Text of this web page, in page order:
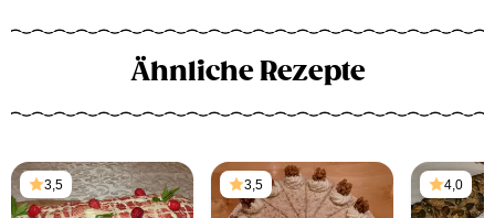
Ähnliche Rezepte
3,5 3,5 4,0